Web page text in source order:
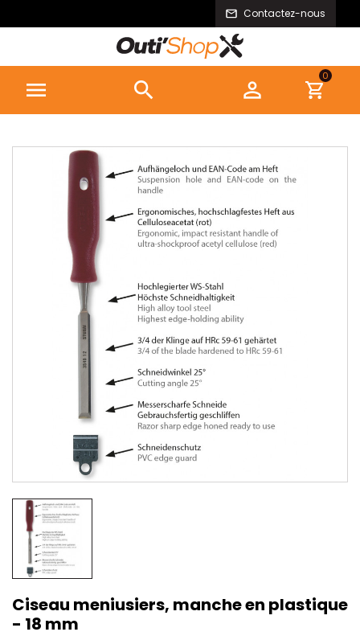
Contactez-nous
  
0
Ciseau meniusiers, manche en plastique
- 18 mm